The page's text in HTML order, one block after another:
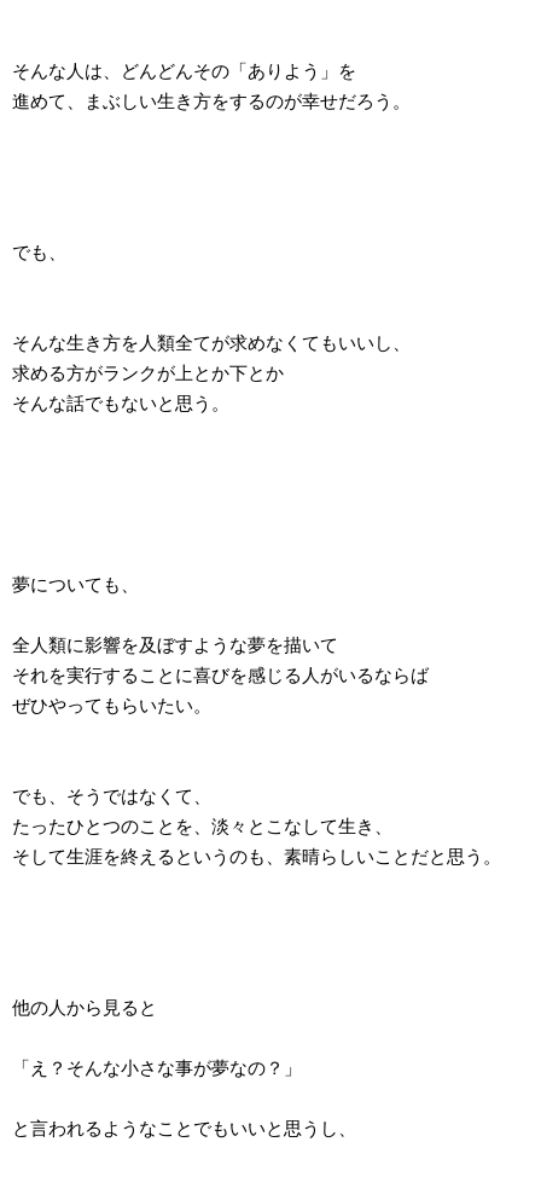
そんな人は、どんどんその「ありよう」を
進めて、まぶしい生き方をするのが幸せだろう。
でも、
そんな生き方を人類全てが求めなくてもいいし、
求める方がランクが上とか下とか
そんな話でもないと思う。
夢についても、
全人類に影響を及ぼすような夢を描いて
それを実行することに喜びを感じる人がいるならば
ぜひやってもらいたい。
でも、そうではなくて、
たったひとつのことを、淡々とこなして生き、
そして生涯を終えるというのも、素晴らしいことだと思う。
他の人から見ると
「え？そんな小さな事が夢なの？」
と言われるようなことでもいいと思うし、